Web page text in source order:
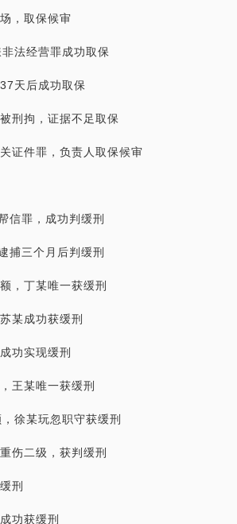
，取保候审
法经营罪成功取保
天后成功取保
刑拘，证据不足取保
证件罪，负责人取保候审
信罪，成功判缓刑
捕三个月后判缓刑
，丁某唯一获缓刑
某成功获缓刑
功实现缓刑
王某唯一获缓刑
徐某玩忽职守获缓刑
伤二级，获判缓刑
刑
功获缓刑